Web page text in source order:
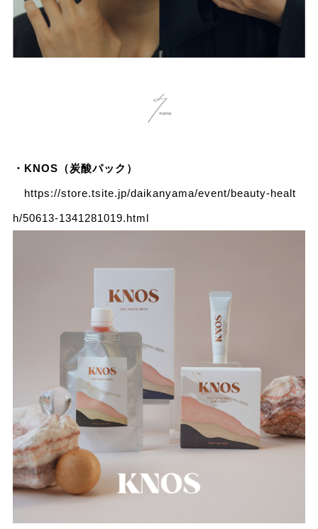
・KNOS（炭酸パック）
https://store.tsite.jp/daikanyama/event/beauty-healt
h/50613-1341281019.html